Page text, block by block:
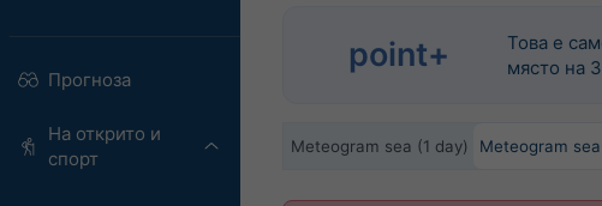
Прогноза
На открито и
спорт
point+
Това е
място на
Meteogram sea (1 day) Meteogram